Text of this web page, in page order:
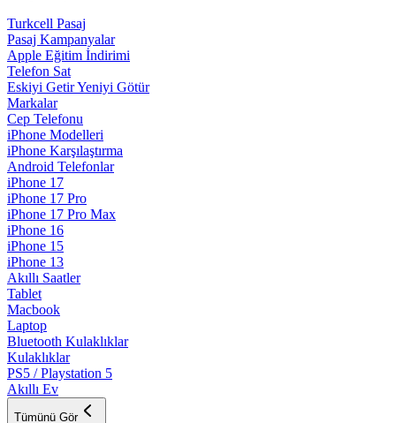
Turkcell Pasaj
Pasaj Kampanyalar
Apple Eğitim İndirimi
Telefon Sat
Eskiyi Getir Yeniyi Götür
Markalar
Cep Telefonu
iPhone Modelleri
iPhone Karşılaştırma
Android Telefonlar
iPhone 17
iPhone 17 Pro
iPhone 17 Pro Max
iPhone 16
iPhone 15
iPhone 13
Akıllı Saatler
Tablet
Macbook
Laptop
Bluetooth Kulaklıklar
Kulaklıklar
PS5 / Playstation 5
Akıllı Ev
Tümünü Gör